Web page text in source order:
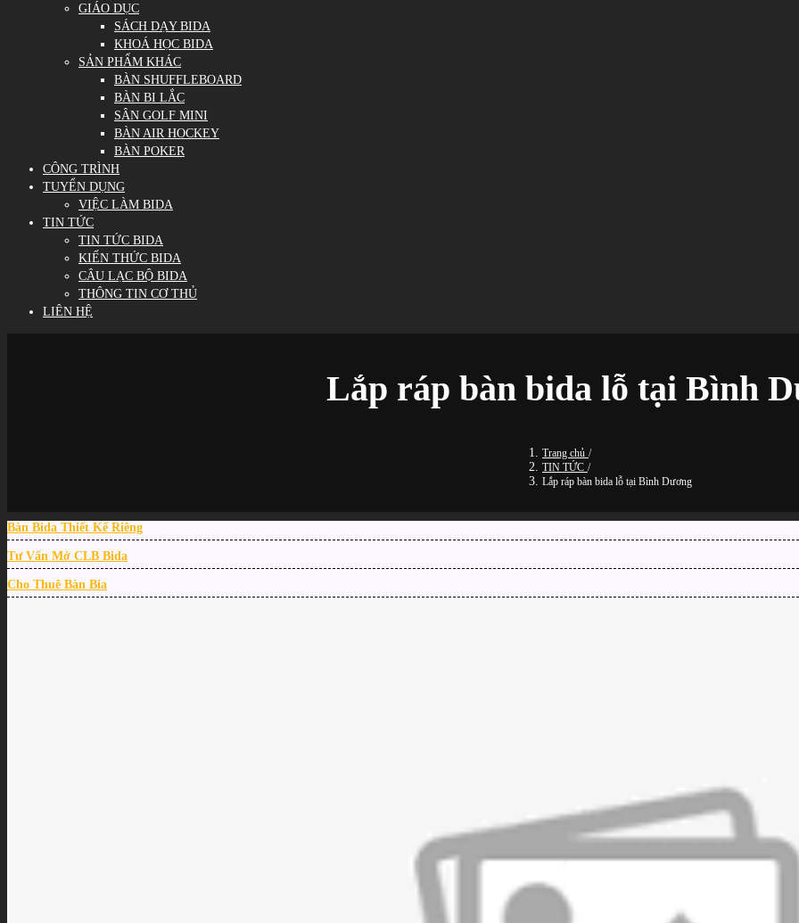
GIÁO DỤC
SÁCH DẠY BIDA
KHOÁ HỌC BIDA
SẢN PHẨM KHÁC
BÀN SHUFFLEBOARD
BÀN BI LẮC
SÂN GOLF MINI
BÀN AIR HOCKEY
BÀN POKER
CÔNG TRÌNH
TUYỂN DỤNG
VIỆC LÀM BIDA
TIN TỨC
TIN TỨC BIDA
KIẾN THỨC BIDA
CÂU LẠC BỘ BIDA
THÔNG TIN CƠ THỦ
LIÊN HỆ
Lắp ráp bàn bida lỗ tại Bình
Trang chủ /
TIN TỨC /
Lắp ráp bàn bida lỗ tại Bình Dương
Bàn Bida Thiết Kế Riêng
Tư Vấn Mở CLB Bida
Cho Thuê Bàn Bia